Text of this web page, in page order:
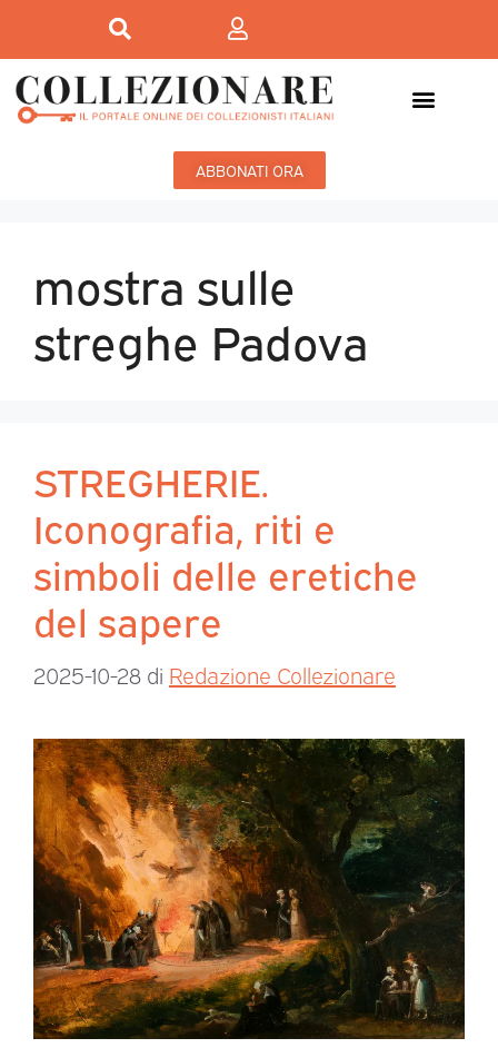
ABBONATI ORA
mostra sulle
streghe Padova
STREGHERIE.
Iconografia, riti e
simboli delle eretiche
del sapere
2025-10-28 di Redazione Collezionare